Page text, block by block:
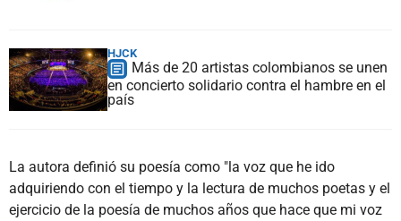
HJCK
Más de 20 artistas colombianos se unen
en concierto solidario contra el hambre en el
país
La autora definió su poesía como "la voz que he ido
adquiriendo con el tiempo y la lectura de muchos poetas y el
ejercicio de la poesía de muchos años que hace que mi voz